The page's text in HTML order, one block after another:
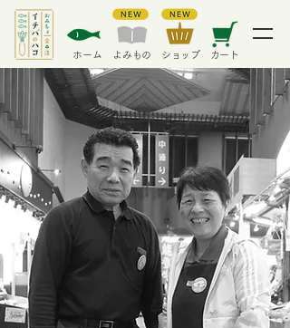
​ホーム ​よみもの ​ショップ カート
ICHIBANOHAKO
CATALOG GIFT
from Omicho Ichiba,Kanazawa